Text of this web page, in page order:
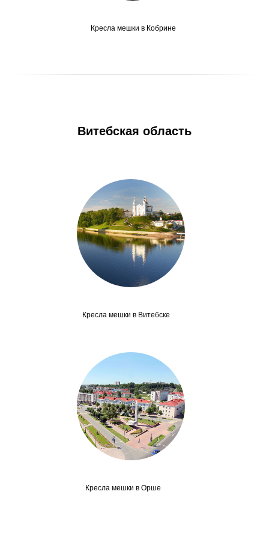
Кресла мешки в Кобрине
Витебская область
Кресла мешки в Витебске
Кресла мешки в Орше